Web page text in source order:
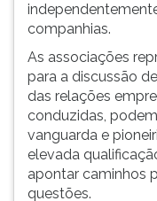
tecla
depois
Pressione
para
ouvir
essa
companhias.
As associações
para a discussão
das relações
conduzidas,
vanguarda e
elevada
apontar caminhos
questões.